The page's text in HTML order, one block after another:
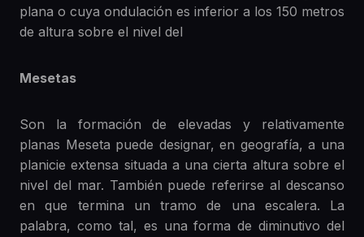
plana o cuya ondulación es inferior a los 150 metros
de altura sobre el nivel del
Mesetas
Son la formación de elevadas y relativamente
planas Meseta puede designar, en geografía, a una
planicie extensa situada a una cierta altura sobre el
nivel del mar. También puede referirse al descanso
en que termina un tramo de una escalera. La
palabra, como tal, es una forma de diminutivo del